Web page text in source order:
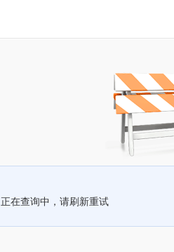
正在查询中，请刷新重试